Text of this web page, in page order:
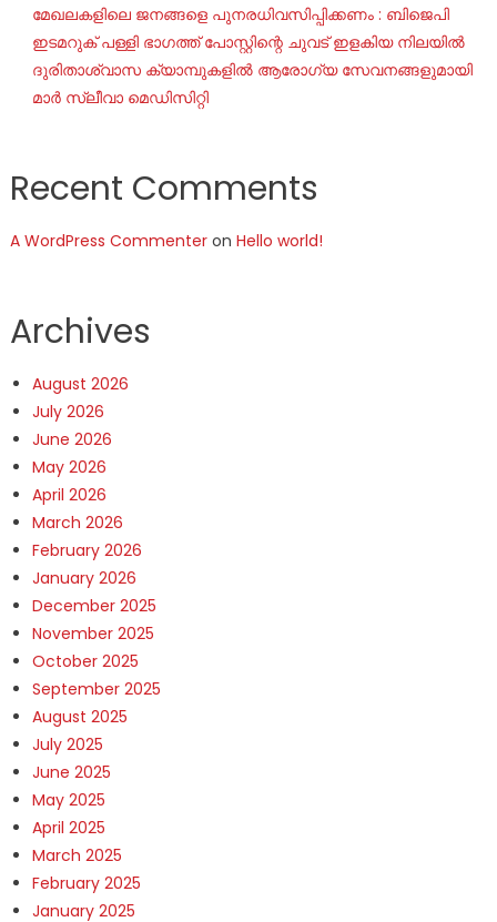
മേഖലകളിലെ ജനങ്ങളെ പുനരധിവസിപ്പിക്കണം : ബിജെപി
ഇടമറുക് പള്ളി ഭാഗത്ത്‌ പോസ്റ്റിന്റെ ചുവട് ഇളകിയ നിലയിൽ
ദുരിതാശ്വാസ ക്യാമ്പുകളിൽ ആരോഗ്യ സേവനങ്ങളുമായി
മാർ സ്ലീവാ മെഡിസിറ്റി
Recent Comments
A WordPress Commenteron Hello world!
Archives
August 2026
July 2026
June 2026
May 2026
April 2026
March 2026
February 2026
January 2026
December 2025
November 2025
October 2025
September 2025
August 2025
July 2025
June 2025
May 2025
April 2025
March 2025
February 2025
January 2025